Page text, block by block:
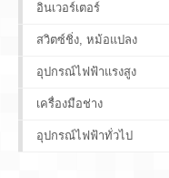
อินเวอร์เตอร์
สวิตซ์ชิ่ง, หม้อแปลง
อุปกรณ์ไฟฟ้าแรงสูง
เครื่องมือช่าง
อุปกรณ์ไฟฟ้าทั่วไป